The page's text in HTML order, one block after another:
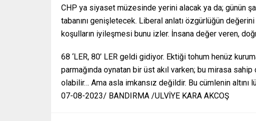
CHP ya siyaset müzesinde yerini alacak ya da; günün
tabanını genişletecek. Liberal anlatı özgürlüğün
koşulların iyileşmesi bunu izler. İnsana değer veren,
68 ‘LER, 80’ LER geldi gidiyor. Ektiği tohum henüz
parmağında oynatan bir üst akıl varken; bu mirasa
olabilir… Ama asla imkansız değildir. Bu cümlenin altını
07-08-2023/ BANDIRMA /ULVİYE KARA AKCOŞ